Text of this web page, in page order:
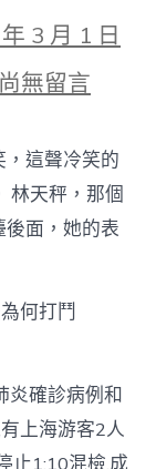
3 月 1 日
在
確
自
JIUYI
尚無留言
，這聲冷笑的
林天秤，那個
面，她的表
何打鬥
炎確診病例和
上海游客2人